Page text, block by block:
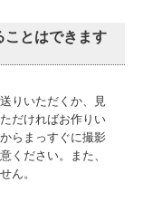
ことはできます
りいただくか、見
だければお作りい
らまっすぐに撮影
ください。また、
ん。